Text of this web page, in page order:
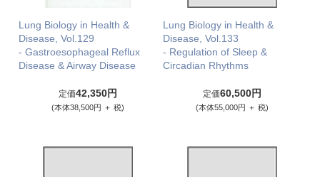
Lung Biology in Health &
Disease, Vol.129
- Gastroesophageal Reflux
Disease & Airway Disease
定価42,350円
(本体38,500円 ＋ 税)
Lung Biology in Health &
Disease, Vol.133
- Regulation of Sleep &
Circadian Rhythms
定価60,500円
(本体55,000円 ＋ 税)